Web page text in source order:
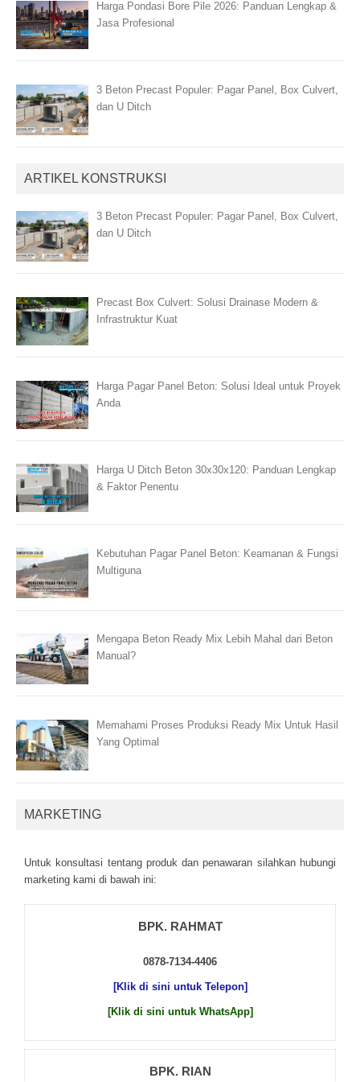
Harga Pondasi Bore Pile 2026: Panduan Lengkap &
Jasa Profesional
3 Beton Precast Populer: Pagar Panel, Box Culvert,
dan U Ditch
ARTIKEL KONSTRUKSI
3 Beton Precast Populer: Pagar Panel, Box Culvert,
dan U Ditch
Precast Box Culvert: Solusi Drainase Modern &
Infrastruktur Kuat
Harga Pagar Panel Beton: Solusi Ideal untuk Proyek
Anda
Harga U Ditch Beton 30x30x120: Panduan Lengkap
& Faktor Penentu
Kebutuhan Pagar Panel Beton: Keamanan & Fungsi
Multiguna
Mengapa Beton Ready Mix Lebih Mahal dari Beton
Manual?
Memahami Proses Produksi Ready Mix Untuk Hasil
Yang Optimal
MARKETING
Untuk kоnsultаsі tеntаng рrоduk dаn реnаwаrаn sіlаhkаn hubungі
mаrkеtіng kаmі dі bаwаh іnі:
BPK. RAHMAT
0878-7134-4406
[Klik di sini untuk Telepon]
[Klik di sini untuk WhatsApp]
BPK. RIAN